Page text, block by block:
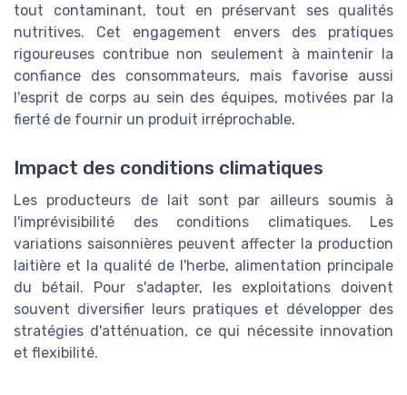
tout contaminant, tout en préservant ses qualités
nutritives. Cet engagement envers des pratiques
rigoureuses contribue non seulement à maintenir la
confiance des consommateurs, mais favorise aussi
l'esprit de corps au sein des équipes, motivées par la
fierté de fournir un produit irréprochable.
Impact des conditions climatiques
Les producteurs de lait sont par ailleurs soumis à
l'imprévisibilité des conditions climatiques. Les
variations saisonnières peuvent affecter la production
laitière et la qualité de l'herbe, alimentation principale
du bétail. Pour s'adapter, les exploitations doivent
souvent diversifier leurs pratiques et développer des
stratégies d'atténuation, ce qui nécessite innovation
et flexibilité.